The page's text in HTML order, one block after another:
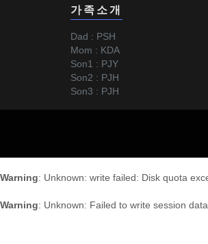
가족소개
Dad : PSH
Mom : KDA
Son1 : PJY
Son2 : PJH
Son3 : PJH
Warning: Unknown: write failed: Disk quota
Warning: Unknown: Failed to write session